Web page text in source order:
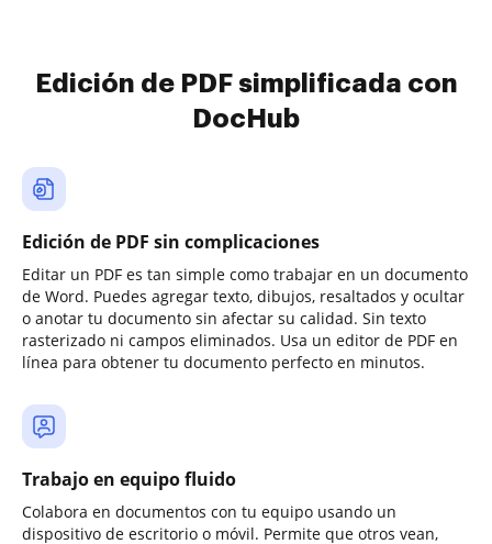
Edición de PDF simplificada con
DocHub
Edición de PDF sin complicaciones
Editar un PDF es tan simple como trabajar en un documento
de Word. Puedes agregar texto, dibujos, resaltados y ocultar
o anotar tu documento sin afectar su calidad. Sin texto
rasterizado ni campos eliminados. Usa un editor de PDF en
línea para obtener tu documento perfecto en minutos.
Trabajo en equipo fluido
Colabora en documentos con tu equipo usando un
dispositivo de escritorio o móvil. Permite que otros vean,